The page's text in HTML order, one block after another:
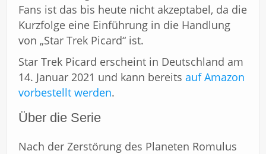
Fans ist das bis heute nicht akzeptabel, da die
Kurzfolge eine Einführung in die Handlung
von „Star Trek Picard“ ist.
Star Trek Picard erscheint in Deutschland am
14. Januar 2021 und kann bereits auf Amazon
vorbestellt werden.
Über die Serie
Nach der Zerstörung des Planeten Romulus